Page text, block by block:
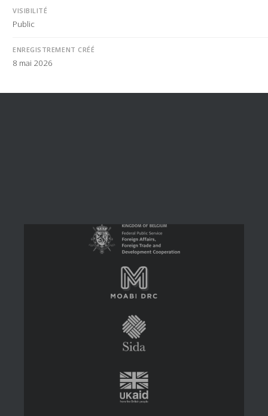
VISIBILITÉ
Public
ENREGISTREMENT CRÉÉ
8 mai 2026